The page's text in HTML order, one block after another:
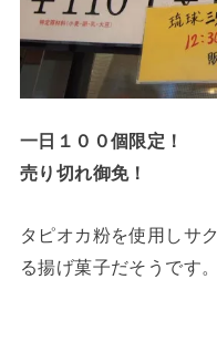
一日１００個限定！
売り切れ御免！
タピオカ粉を使用しサ
る揚げ菓子だそうです。